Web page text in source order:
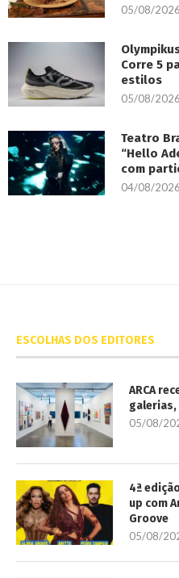
05/08/2026
Corre 5
estilos
05/08/2026
Teatro
“Hello
com
04/08/2026
ESCOLHAS DOS EDITORES
ARCA
galerias,
05/08/
4ª
up com
Groove
05/08/